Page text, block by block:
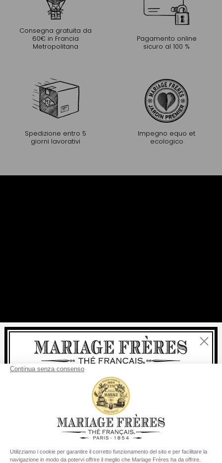
Consegna gratuita da
60€ in Francia
Metropolitana
Pagamento online
sicuro al 100 %
Spedizione entro 5
giorni lavorativi
Impegno equo et
ecologico
Chiudi
Benvenuti
Per ogni acquisto, laconsegna
da 60 € in Francia Metropolitana
per il resto del mondo
Il suo paese di consegna è definito suStati Uniti